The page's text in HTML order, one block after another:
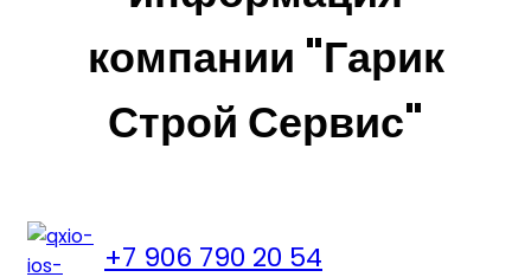
компании "Гарик
Строй Сервис"
+7 906 790 20 54